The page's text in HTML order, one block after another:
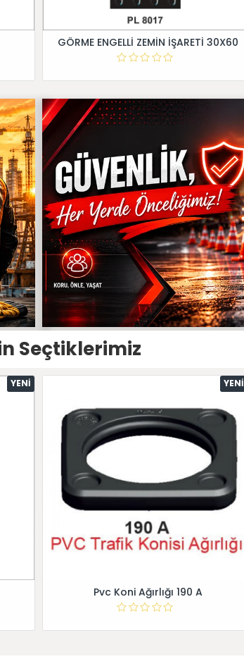
GÖRME ENGELLİ ZEMİN İŞARETİ 30X60
Seçtiklerimiz
YENI YENI
Pvc Koni Ağırlığı 190 A